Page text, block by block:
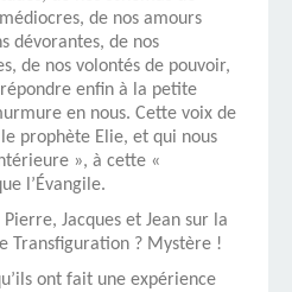
de nos amours
dévorantes, de nos
de nos volontés de pouvoir,
enfin à la petite
en nous. Cette voix de
prophète Elie, et qui nous
», à cette «
l’Évangile.
Jacques et Jean sur la
Transfiguration ? Mystère !
ont fait une expérience